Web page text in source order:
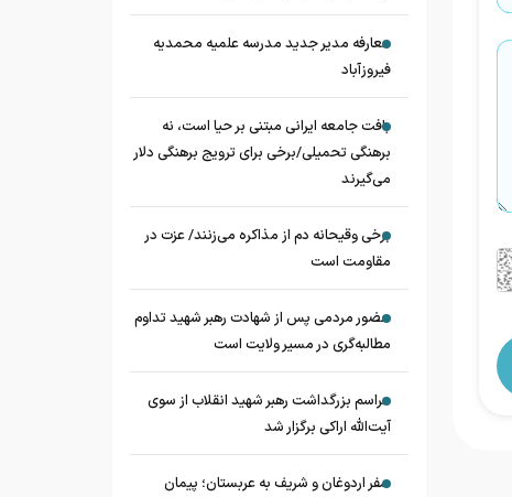
معارفه مدیر جدید مدرسه علمیه محمدیه
فیروزآباد
بافت جامعه ایرانی مبتنی بر حیا است، نه
برهنگی تحمیلی/برخی برای ترویج برهنگی دلار
می‌گیرند
برخی وقیحانه دم از مذاکره می‌زنند/ عزت در
مقاومت است
حضور مردمی پس از شهادت رهبر شهید تداوم
مطالبه‌گری در مسیر ولایت است
مراسم بزرگداشت رهبر شهید انقلاب از سوی
آیت‌الله اراکی برگزار شد
سفر اردوغان و شریف به عربستان؛ پیمان